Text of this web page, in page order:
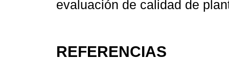
evaluación de calidad de
REFERENCIAS